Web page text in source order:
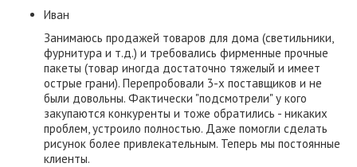
Иван
Занимаюсь продажей товаров для дома (светильники,
фурнитура и т.д.) и требовались фирменные прочные
пакеты (товар иногда достаточно тяжелый и имеет
острые грани). Перепробовали 3-х поставщиков и не
были довольны. Фактически "подсмотрели" у кого
закупаются конкуренты и тоже обратились - никаких
проблем, устроило полностью. Даже помогли сделать
рисунок более привлекательным. Теперь мы постоянные
клиенты.